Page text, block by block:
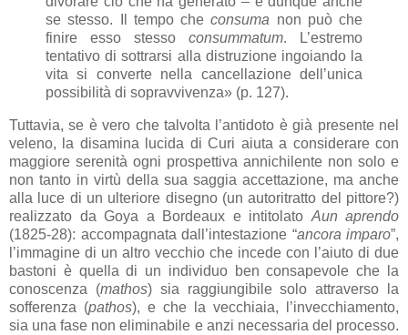
se stesso. Il tempo checonsuma non può che
finire esso stesso consummatum. L’estremo
tentativo di sottrarsi alla distruzione ingoiando la
vita si converte nella cancellazione dell’unica
possibilità di sopravvivenza» (p. 127).
Tuttavia, se è vero che talvolta l’antidoto è già presente nel
veleno, la disamina lucida di Curi aiuta a considerare con
maggiore serenità ogni prospettiva annichilente non solo e
non tanto in virtù della sua saggia accettazione, ma anche
alla luce di un ulteriore disegno (un autoritratto del pittore?)
realizzato da Goya a Bordeaux e intitolato Aun aprendo
(1825-28): accompagnata dall’intestazione “ancora imparo”,
l’immagine di un altro vecchio che incede con l’aiuto di due
bastoni è quella di un individuo ben consapevole che la
conoscenza (mathos) sia raggiungibile solo attraverso la
sofferenza (pathos), e che la vecchiaia, l’invecchiamento,
sia una fase non eliminabile e anzi necessaria del processo.